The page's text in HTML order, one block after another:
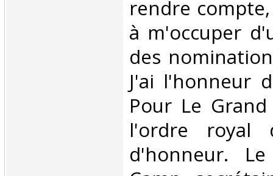
rendre
à m'occuper
des
J'ai l'honneur
Pour Le
l'ordre royal
d'honneur.